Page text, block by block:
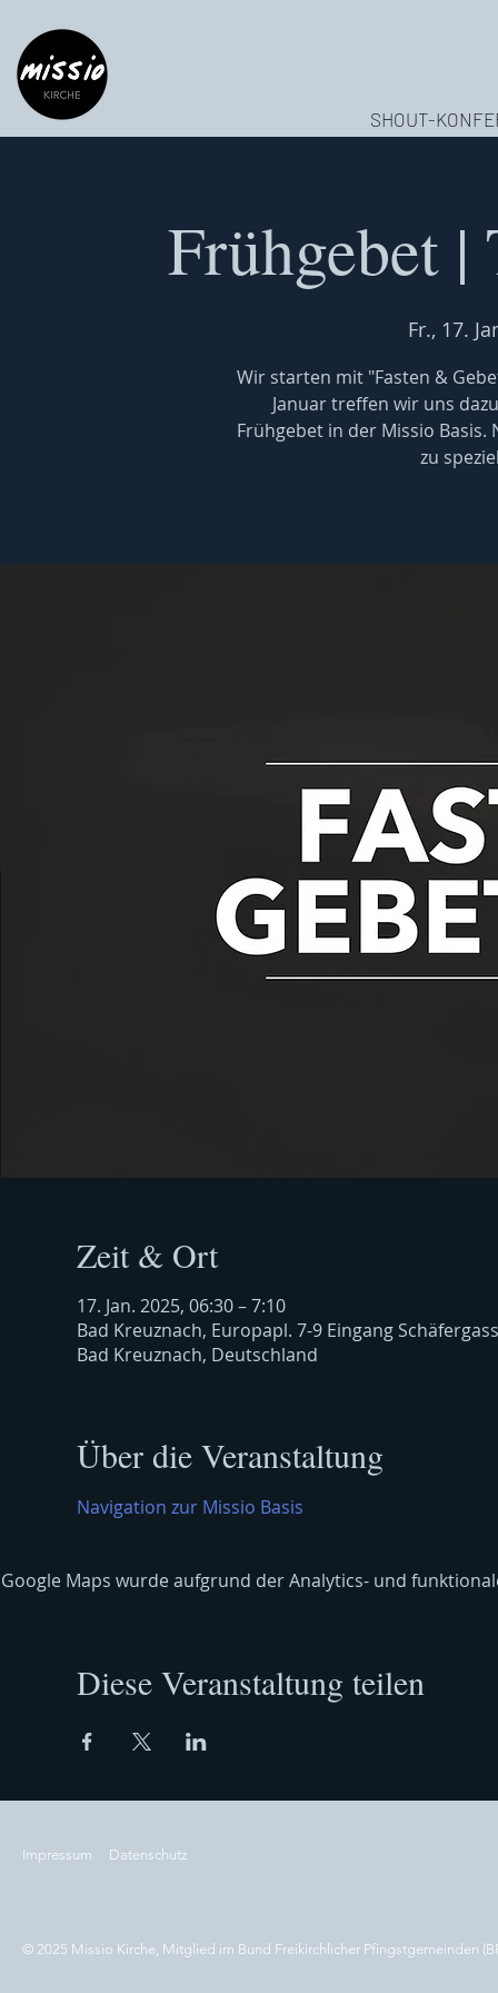
SHOUT-
Frühgebet |
Fr., 17.
Wir starten mit "Fasten &
Januar treffen wir uns
Frühgebet in der Missio
zu
Zeit & Ort
17. Jan. 2025, 06:30 – 7:10
Bad Kreuznach, Europapl. 7-9 Eingang
Bad Kreuznach, Deutschland
Über die Veranstaltung
Navigation zur Missio Basis
Google Maps wurde aufgrund der Analytics- und
Diese Veranstaltung teilen
Impressum Datenschutz
© 2025 Missio Kirche, Mitglied im Bund Freikirchlicher Pfingstgemeinden